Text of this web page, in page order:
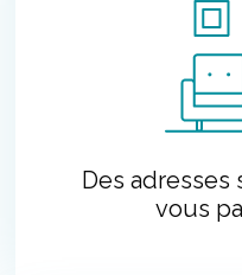
Des
vous